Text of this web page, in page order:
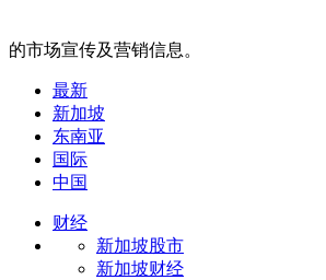
的市场宣传及营销信息。
最新
新加坡
东南亚
国际
中国
财经
新加坡股市
新加坡财经